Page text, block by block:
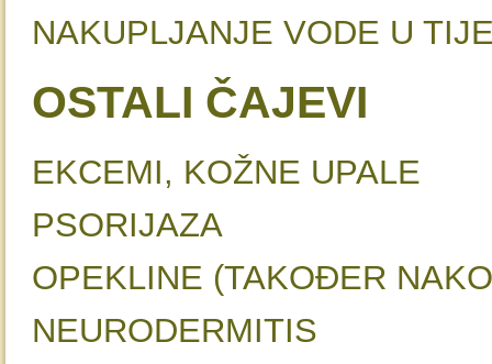
NAKUPLJANJE
OSTALI ČAJEVI
EKCEMI, KOŽNE
OPEKLINE (TAKOĐER